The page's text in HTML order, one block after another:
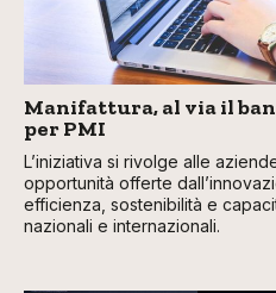
Manifattura, al via il
per PMI
L’iniziativa si rivolge alle
opportunità offerte
efficienza, sostenibilità e
nazionali e internazionali.